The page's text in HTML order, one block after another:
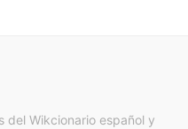
Wikcionario español y